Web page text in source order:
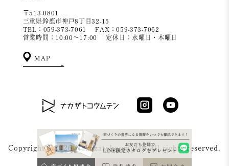
〒513-0801
三重県鈴鹿市神戸8丁目32-15
TEL：059-373-7061
FAX：059-373-7062
営業時間：10:00～17:00
定休日：水曜日・木曜日
MAP
Copyright ©2026 Nakazatokoumuten All rights reserved.